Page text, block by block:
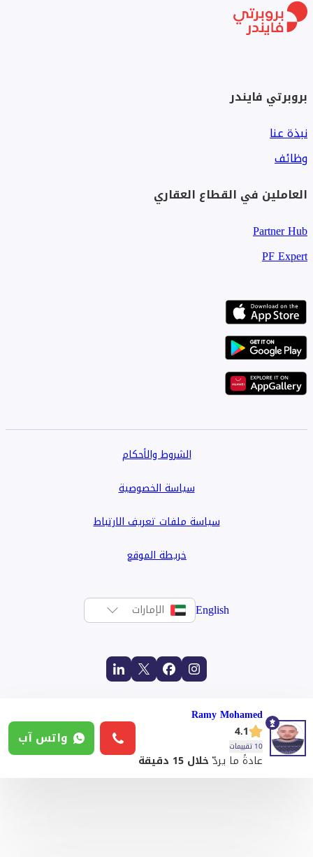
بروبرتي فايندر
نبذة عنا
وظائف
العاملين في القطاع العقاري
Partner Hub
PF Expert
الشروط والأحكام
سياسة الخصوصية
سياسة ملفات تعريف الارتباط
خريطة الموقع
English الإمارات
Ramy Mohamed
4.1
10 تقييمات
عادةً ما يردّخلال 15 دقيقة
واتس آب